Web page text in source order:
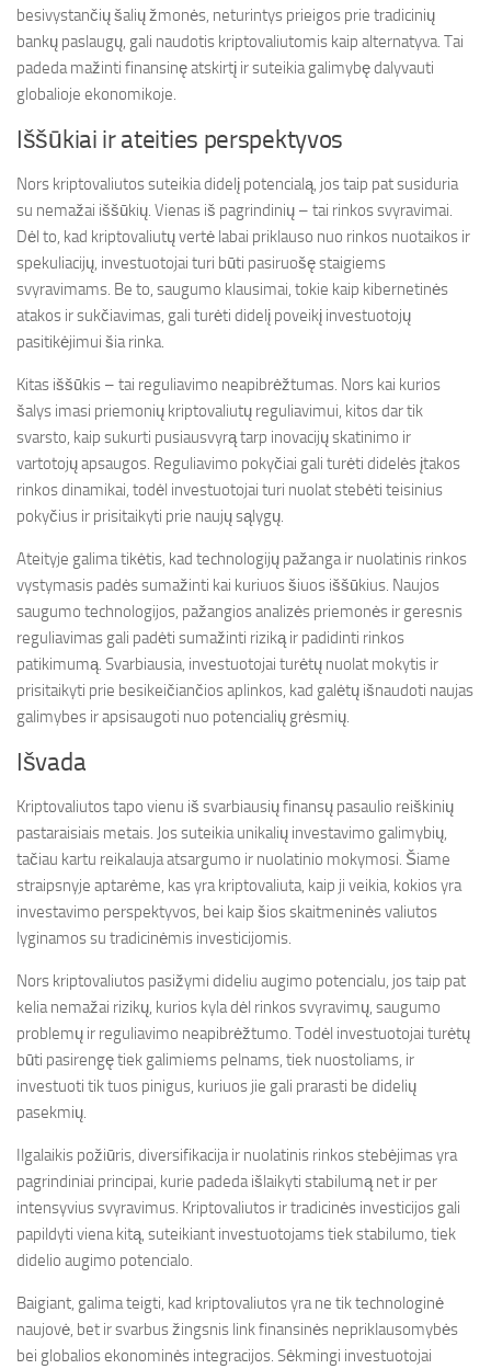
besivystančių šalių žmonės, neturintys prieigos prie tradicinių
bankų paslaugų, gali naudotis kriptovaliutomis kaip alternatyva. Tai
padeda mažinti finansinę atskirtį ir suteikia galimybę dalyvauti
globalioje ekonomikoje.
Iššūkiai ir ateities perspektyvos
Nors kriptovaliutos suteikia didelį potencialą, jos taip pat susiduria
su nemažai iššūkių. Vienas iš pagrindinių – tai rinkos svyravimai.
Dėl to, kad kriptovaliutų vertė labai priklauso nuo rinkos nuotaikos ir
spekuliacijų, investuotojai turi būti pasiruošę staigiems
svyravimams. Be to, saugumo klausimai, tokie kaip kibernetinės
atakos ir sukčiavimas, gali turėti didelį poveikį investuotojų
pasitikėjimui šia rinka.
Kitas iššūkis – tai reguliavimo neapibrėžtumas. Nors kai kurios
šalys imasi priemonių kriptovaliutų reguliavimui, kitos dar tik
svarsto, kaip sukurti pusiausvyrą tarp inovacijų skatinimo ir
vartotojų apsaugos. Reguliavimo pokyčiai gali turėti didelės įtakos
rinkos dinamikai, todėl investuotojai turi nuolat stebėti teisinius
pokyčius ir prisitaikyti prie naujų sąlygų.
Ateityje galima tikėtis, kad technologijų pažanga ir nuolatinis rinkos
vystymasis padės sumažinti kai kuriuos šiuos iššūkius. Naujos
saugumo technologijos, pažangios analizės priemonės ir geresnis
reguliavimas gali padėti sumažinti riziką ir padidinti rinkos
patikimumą. Svarbiausia, investuotojai turėtų nuolat mokytis ir
prisitaikyti prie besikeičiančios aplinkos, kad galėtų išnaudoti naujas
galimybes ir apsisaugoti nuo potencialių grėsmių.
Išvada
Kriptovaliutos tapo vienu iš svarbiausių finansų pasaulio reiškinių
pastaraisiais metais. Jos suteikia unikalių investavimo galimybių,
tačiau kartu reikalauja atsargumo ir nuolatinio mokymosi. Šiame
straipsnyje aptarėme, kas yra kriptovaliuta, kaip ji veikia, kokios yra
investavimo perspektyvos, bei kaip šios skaitmeninės valiutos
lyginamos su tradicinėmis investicijomis.
Nors kriptovaliutos pasižymi dideliu augimo potencialu, jos taip pat
kelia nemažai rizikų, kurios kyla dėl rinkos svyravimų, saugumo
problemų ir reguliavimo neapibrėžtumo. Todėl investuotojai turėtų
būti pasirengę tiek galimiems pelnams, tiek nuostoliams, ir
investuoti tik tuos pinigus, kuriuos jie gali prarasti be didelių
pasekmių.
Ilgalaikis požiūris, diversifikacija ir nuolatinis rinkos stebėjimas yra
pagrindiniai principai, kurie padeda išlaikyti stabilumą net ir per
intensyvius svyravimus. Kriptovaliutos ir tradicinės investicijos gali
papildyti viena kitą, suteikiant investuotojams tiek stabilumo, tiek
didelio augimo potencialo.
Baigiant, galima teigti, kad kriptovaliutos yra ne tik technologinė
naujovė, bet ir svarbus žingsnis link finansinės nepriklausomybės
bei globalios ekonominės integracijos. Sėkmingi investuotojai